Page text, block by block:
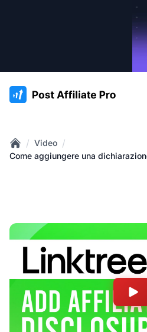
:site.title
Home
/ Video /
Come aggiungere una